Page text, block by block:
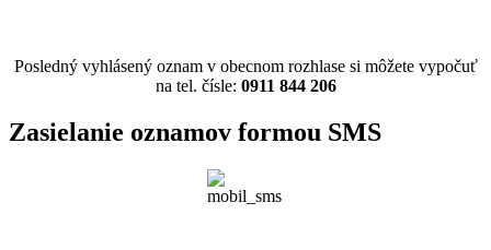
Posledný vyhlásený oznam v obecnom rozhlase si môžete vypočuť
na tel. čísle: 0911 844 206
Zasielanie oznamov formou SMS